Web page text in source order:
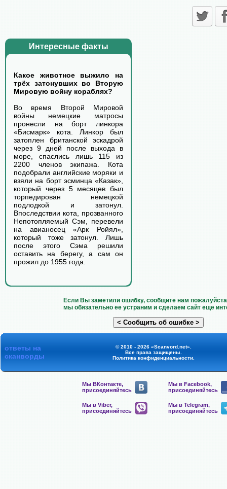
Интересные факты
Какое животное выжило на
трёх затонувших во Вторую
Мировую войну кораблях?
Во время Второй Мировой
войны немецкие матросы
пронесли на борт линкора
«Бисмарк» кота. Линкор был
затоплен британской эскадрой
через 9 дней после выхода в
море, спаслись лишь 115 из
2200 членов экипажа. Кота
подобрали английские моряки и
взяли на борт эсминца «Казак»,
который через 5 месяцев был
торпедирован немецкой
подлодкой и затонул.
Впоследствии кота, прозванного
Непотопляемый Сэм, перевели
на авианосец «Арк Ройял»,
который тоже затонул. Лишь
после этого Сэма решили
оставить на берегу, а сам он
прожил до 1955 года.
Если Вы заметили ошибку, сообщите нам
мы обязательно ее устраним и сделаем сайт еще
ответы на
сканворды
© 2010 - 2026 «Scanvord.net».
Все права защищены.
Политика конфиденциальности.
Мы ВКонтакте,
присоединяйтесь
Мы в Facebook,
присоединяйтесь
Мы в Viber,
присоединяйтесь
Мы в Telegram,
присоединяйтесь